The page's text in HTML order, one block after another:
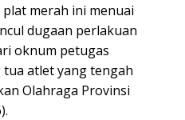
merah ini menuai
dugaan perlakuan
oknum petugas
atlet yang tengah
Olahraga Provinsi